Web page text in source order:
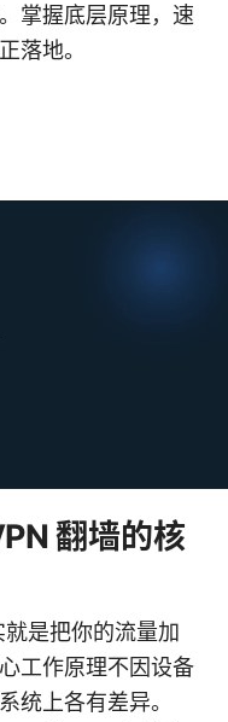
掌握底层原理，速
落地。
翻墙的核
是把你的流量加
工作原理不因设备
统上各有差异。